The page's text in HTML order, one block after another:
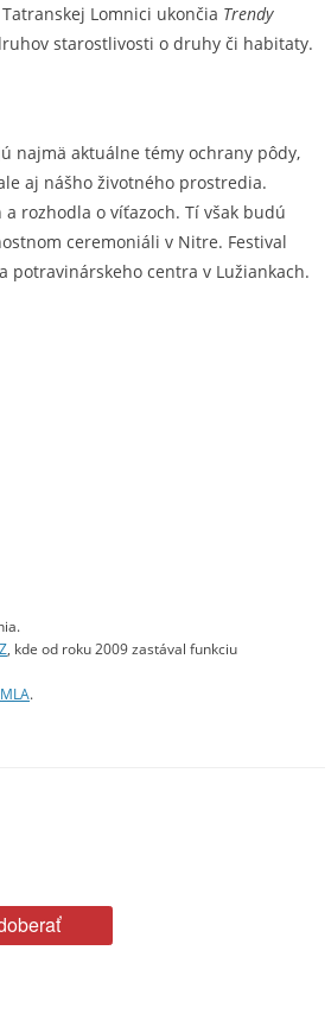
Lomnici ukončia Trendy
starostlivosti o druhy či habitaty.
najmä aktuálne témy ochrany pôdy,
aj nášho životného prostredia.
rozhodla o víťazoch. Tí však budú
ceremoniáli v Nitre. Festival
potravinárskeho centra v Lužiankach.
, kde od roku 2009 zastával funkciu
.